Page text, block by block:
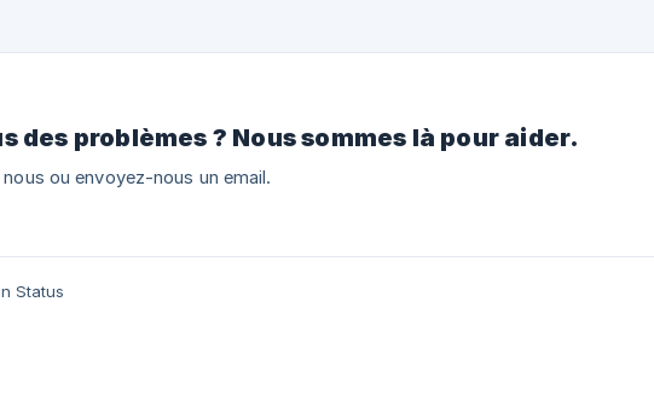
des problèmes ? Nous sommes là pour aider.
ou envoyez-nous un email.
Status